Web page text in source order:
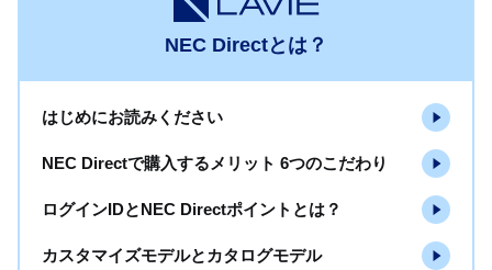
NEC Directとは？
はじめにお読みください
NEC Directで購入するメリット 6つのこだわり
ログインIDとNEC Directポイントとは？
カスタマイズモデルとカタログモデル